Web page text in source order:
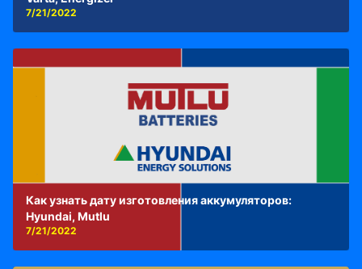
7/21/2022
Как узнать дату изготовления аккумуляторов:
Hyundai, Mutlu
7/21/2022